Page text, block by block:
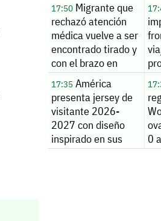
17:50 Migrante que
rechazó atención
médica vuelve a ser
encontrado tirado y
con el brazo en
grave estado
17:35 América
presenta jersey de
visitante 2026-
2027 con diseño
inspirado en sus
110 años
0